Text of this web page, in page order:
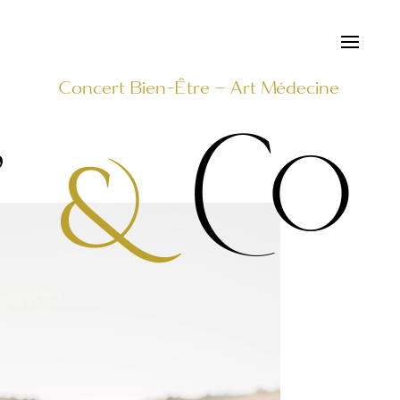
Concert Bien-Être – Art Médecine
&Co